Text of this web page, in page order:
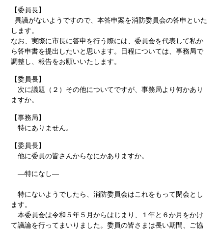
【委員長】
異議がないようですので、本答申案を消防委員会の答申といた
します。
なお、実際に市長に答申を行う際には、委員会を代表して私か
ら答申書を提出したいと思います。日程については、事務局で
調整し、報告をお願いいたします。
【委員長】
次に議題（２）その他についてですが、事務局より何かあり
ますか。
【事務局】
特にありません。
【委員長】
他に委員の皆さんからなにかありますか。
―特になし―
特にないようでしたら、消防委員会はこれをもって閉会とし
ます。
本委員会は令和５年５月からはじまり、１年と６か月をかけ
て議論を行ってまいりました。委員の皆さまは長い期間、ご協